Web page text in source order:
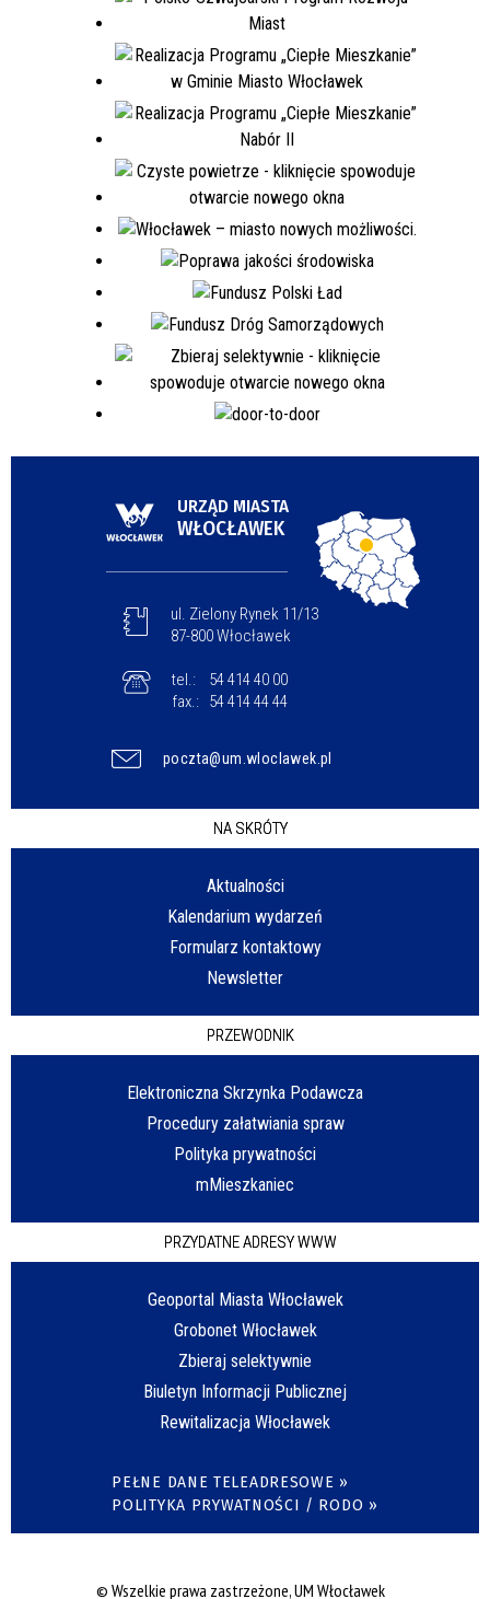
URZĄD MIASTA
WŁOCŁAWEK
ul. Zielony Rynek 11/13
87-800 Włocławek
tel.:
54 414 40 00
fax.:
54 414 44 44
poczta@um.wloclawek.pl
NA SKRÓTY
Aktualności
Kalendarium wydarzeń
Formularz kontaktowy
Newsletter
PRZEWODNIK
Elektroniczna Skrzynka Podawcza
Procedury załatwiania spraw
Polityka prywatności
mMieszkaniec
PRZYDATNE ADRESY WWW
Geoportal Miasta Włocławek
Grobonet Włocławek
Zbieraj selektywnie
Biuletyn Informacji Publicznej
Rewitalizacja Włocławek
PEŁNE DANE TELEADRESOWE »
POLITYKA PRYWATNOŚCI / RODO »
© Wszelkie prawa zastrzeżone, UM Włocławek